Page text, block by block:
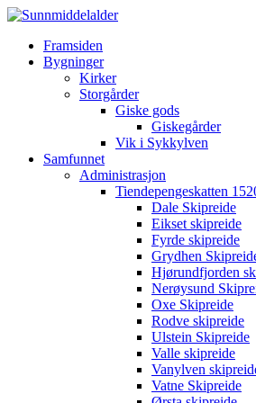
Framsiden
Bygninger
Kirker
Storgårder
Giske gods
Giskegårder
Vik i Sykkylven
Samfunnet
Administrasjon
Tiendepengeskatten
Dale Skipreide
Eikset skipreide
Fyrde skipreide
Grydhen
Hjørundfjorden
Nerøysund
Oxe Skipreide
Rodve skipreide
Ulstein Skipreide
Valle skipreide
Vanylven
Vatne Skipreide